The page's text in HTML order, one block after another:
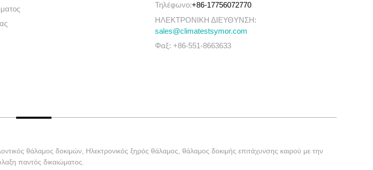
Τηλέφωνο:+86-17756072770
ΗΛΕΚΤΡΟΝΙΚΗ ΔΙΕΥΘΥΝΣΗ:
sales@climatestsymor.com
Φαξ: +86-551-8663633
θάλαμος δοκιμών, Ηλεκτρονικός ξηρός θάλαμος, θάλαμος δοκιμής επιτάχυνσης καιρού με την
παντός δικαιώματος.